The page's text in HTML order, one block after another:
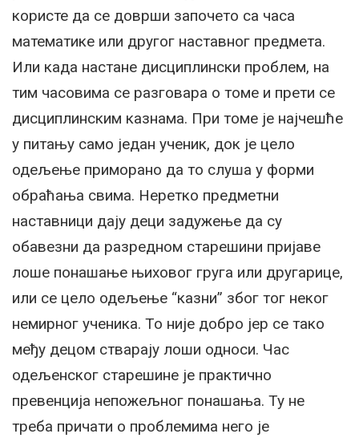
користе да се доврши започето са часа
математике или другог наставног предмета.
Или када настане дисциплински проблем, на
тим часовима се разговара о томе и прети се
дисциплинским казнама. При томе је најчешће
у питању само један ученик, док је цело
одељење приморано да то слуша у форми
обраћања свима. Неретко предметни
наставници дају деци задужење да су
обавезни да разредном старешини пријаве
лоше понашање њиховог груга или другарице,
или се цело одељење “казни” због тог неког
немирног ученика. То није добро јер се тако
међу децом стварају лоши односи. Час
одељенског старешине је практично
превенција непожељног понашања. Ту не
треба причати о проблемима него је